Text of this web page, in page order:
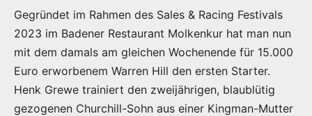
Gegründet im Rahmen des Sales & Racing Festivals
2023 im Badener Restaurant Molkenkur hat man nun
mit dem damals am gleichen Wochenende für 15.000
Euro erworbenem Warren Hill den ersten Starter.
Henk Grewe trainiert den zweijährigen, blaublütig
gezogenen Churchill-Sohn aus einer Kingman-Mutter